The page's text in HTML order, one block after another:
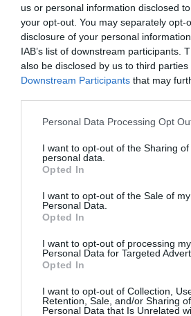
us or personal information disclosed
your opt-out. You may separately opt-
disclosure of your personal
IAB’s list of downstream participants.
also be disclosed by us to third parties
Downstream Participants that may
Please note that this website/app
not limited to your visit or usage
grant or deny consent to Google and
use your data for below specified
consent section.
Personal Data Processing Opt
I want to opt-out of the Sharing of
personal data.
Opted In
I want to opt-out of the Sale of my
Personal Data.
Opted In
I want to opt-out of processing my
Personal Data for Targeted
Opted In
I want to opt-out of Collection,
Retention, Sale, and/or Sharing
Personal Data that Is Unrelated